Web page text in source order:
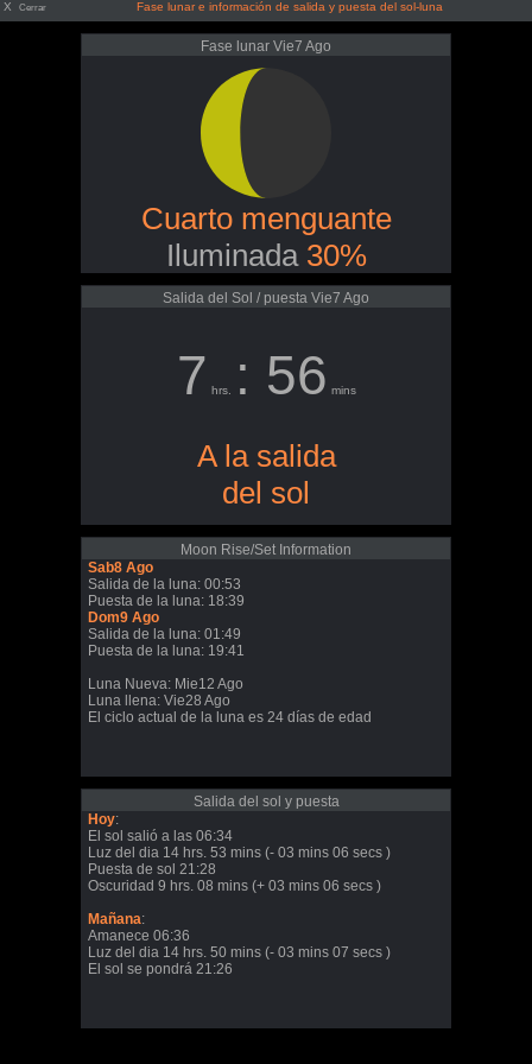
X Cerrar Fase lunar e información de salida y puesta del sol-luna
Fase lunar Vie7 Ago
Cuarto menguante
Iluminada 30%
Salida del Sol / puesta Vie7 Ago
7 hrs. : 56 mins
A la salida
del sol
Moon Rise/Set Information
Sab8 Ago
Salida de la luna: 00:53
Puesta de la luna: 18:39
Dom9 Ago
Salida de la luna: 01:49
Puesta de la luna: 19:41
Luna Nueva: Mie12 Ago
Luna llena: Vie28 Ago
El ciclo actual de la luna es 24 días de edad
Salida del sol y puesta
Hoy:
El sol salió a las 06:34
Luz del dia 14 hrs. 53 mins (- 03 mins 06 secs )
Puesta de sol 21:28
Oscuridad 9 hrs. 08 mins (+ 03 mins 06 secs )
Mañana:
Amanece 06:36
Luz del dia 14 hrs. 50 mins (- 03 mins 07 secs )
El sol se pondrá 21:26